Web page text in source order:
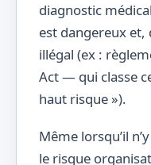
diagnostic
est dangereux et,
illégal (ex :
Act — qui classe
haut risque »).
Même lorsqu’il
le risque